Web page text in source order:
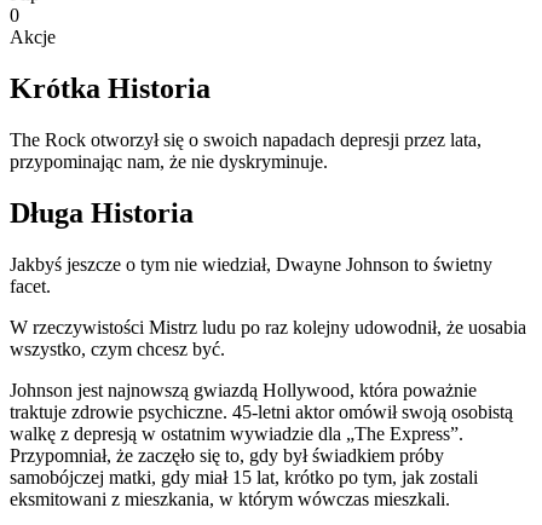
0
Akcje
Krótka Historia
The Rock otworzył się o swoich napadach depresji przez lata,
przypominając nam, że nie dyskryminuje.
Długa Historia
Jakbyś jeszcze o tym nie wiedział, Dwayne Johnson to świetny
facet.
W rzeczywistości Mistrz ludu po raz kolejny udowodnił, że uosabia
wszystko, czym chcesz być.
Johnson jest najnowszą gwiazdą Hollywood, która poważnie
traktuje zdrowie psychiczne. 45-letni aktor omówił swoją osobistą
walkę z depresją w ostatnim wywiadzie dla „The Express”.
Przypomniał, że zaczęło się to, gdy był świadkiem próby
samobójczej matki, gdy miał 15 lat, krótko po tym, jak zostali
eksmitowani z mieszkania, w którym wówczas mieszkali.